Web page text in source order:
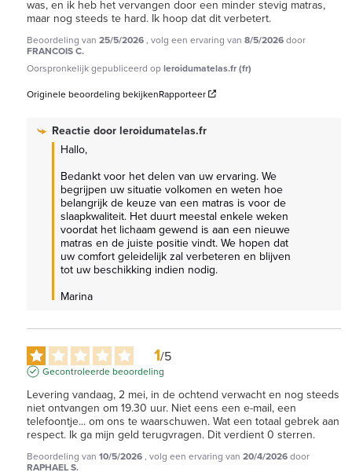
was, en ik heb het vervangen door een minder stevig matras,
maar nog steeds te hard. Ik hoop dat dit verbetert.
Beoordeling van 25/5/2026, volg een ervaring van 8/5/2026door
FRANCOIS C.
Oorspronkelijk gepubliceerd opleroidumatelas.fr (fr)
Originele beoordeling bekijkenRapporteer
Reactie doorleroidumatelas.fr
Hallo,
Bedankt voor het delen van uw ervaring. We
begrijpen uw situatie volkomen en weten hoe
belangrijk de keuze van een matras is voor de
slaapkwaliteit. Het duurt meestal enkele weken
voordat het lichaam gewend is aan een nieuwe
matras en de juiste positie vindt. We hopen dat
uw comfort geleidelijk zal verbeteren en blijven
tot uw beschikking indien nodig.
Marina
1/5
Gecontroleerde beoordeling
Levering vandaag, 2 mei, in de ochtend verwacht en nog steeds
niet ontvangen om 19.30 uur. Niet eens een e-mail, een
telefoontje... om ons te waarschuwen. Wat een totaal gebrek aan
respect. Ik ga mijn geld terugvragen. Dit verdient 0 sterren.
Beoordeling van 10/5/2026, volg een ervaring van 20/4/2026door
RAPHAEL S.